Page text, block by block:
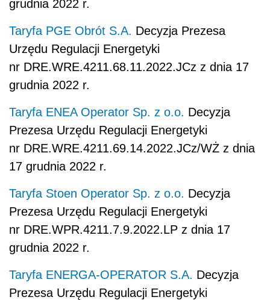
grudnia 2022 r.
Taryfa PGE Obrót S.A. Decyzja Prezesa
Urzędu Regulacji Energetyki
nr DRE.WRE.4211.68.11.2022.JCz z dnia 17
grudnia 2022 r.
Taryfa ENEA Operator Sp. z o.o. Decyzja
Prezesa Urzędu Regulacji Energetyki
nr DRE.WRE.4211.69.14.2022.JCz/WŻ z dnia
17 grudnia 2022 r.
Taryfa Stoen Operator Sp. z o.o. Decyzja
Prezesa Urzędu Regulacji Energetyki
nr DRE.WPR.4211.7.9.2022.LP z dnia 17
grudnia 2022 r.
Taryfa ENERGA-OPERATOR S.A. Decyzja
Prezesa Urzędu Regulacji Energetyki